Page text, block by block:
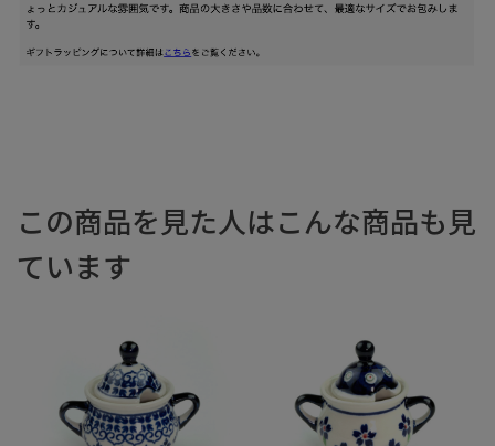
この商品を見た人はこんな商品も見
ています